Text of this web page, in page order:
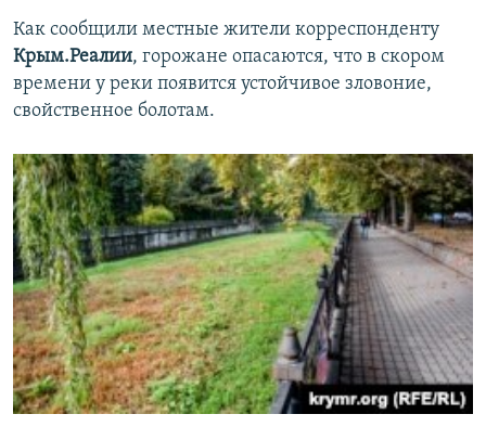
Как сообщили местные жители корреспонденту
Крым.Реалии, горожане опасаются, что в скором
времени у реки появится устойчивое зловоние,
свойственное болотам.